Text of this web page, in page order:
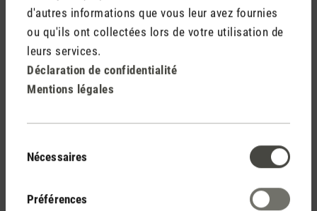
d'autres informations que vous leur avez fournies
ou qu'ils ont collectées lors de votre utilisation de
leurs services.
Déclaration de confidentialité
Mentions légales
du
Nécessaires
Préférences
d'arômes, des humidificateurs, des laveurs d'air et d'autres
diffuseurs de parfum. L'huile essentielle peut être utilisée